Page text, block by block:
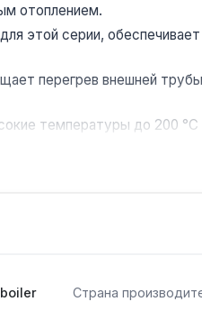
отоплением.
этой серии,
перегрев внешней
температуры до 200
Гарантия 1 год, доставка
Daewoo Gasboiler, для
Страна